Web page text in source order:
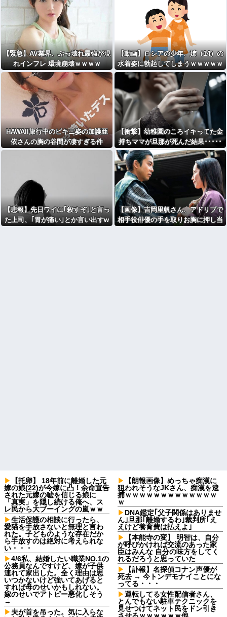
【緊急】AV業界、ぶっ壊れ最強が現
れインフレ 環境崩壊ｗｗｗｗ
【動画】ロシアの少年、姉（14）の
水着姿に勃起してしまうｗｗｗｗｗ
ｗ
HAWAII旅行中のビキニ姿の加護亜
依さんの胸の谷間が凄すぎる件
【衝撃】幼稚園のころイキってた金
持ちママが旦那が死んだ結果･････
⇒！！
【悲報】先日ワイに｢殺すぞ｣と言っ
た上司、｢胃が痛い｣とか言い出すw
【画像】吉岡里帆さん、アドリブで
相手役俳優の手を取りお胸に押し当
【托卵】 18年前に離婚した元
嫁の娘(22)が今嫁に凸！余命宣告
された元嫁の嘘を信じる娘に
「真実」を隠し続ける俺へ、ス
レ民から大ブーイングの嵐ｗｗ
生活保護の相談に行ったら、
愛猫を手放さないと無理と言わ
れた。子どものような存在だか
ら手放すのは絶対に考えられな
い・・・
4/6私、結婚したい職業NO.1の
公務員なんですけど、嫁が子供
連れて家出した。全く理由は思
いつかないけど強いてあげると
すれば母のせいかもしれない。
嫁のせいでアトピー悪化しそう
→
夫が首を吊った。気に入らな
【朗報画像】めっちゃ痴漢に
狙われそうなJKさん、痴漢を逮
捕ｗｗｗｗｗｗｗｗｗｗｗｗｗ
ｗ
DNA鑑定｢父子関係はありませ
ん｣旦那｢離婚するわ｣裁判所｢え
えけど養育費は払えよ｣
【本能寺の変】 明智は、自分
が呼びかければ交流のあった家
臣はみんな 自分の味方をしてく
れるだろうと思っていた
【訃報】名探偵コナン声優が
死去 → 今トンデモナイことにな
ってる・・・
運転してる女性配信者さん、
とんでもない駐車テクニックを
見せつけてネット民をドン引き